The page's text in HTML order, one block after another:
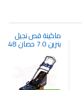
ماكينة قص نجيل
بنزين 7.0 حصان 48
سم APT موديل
DW48S-181